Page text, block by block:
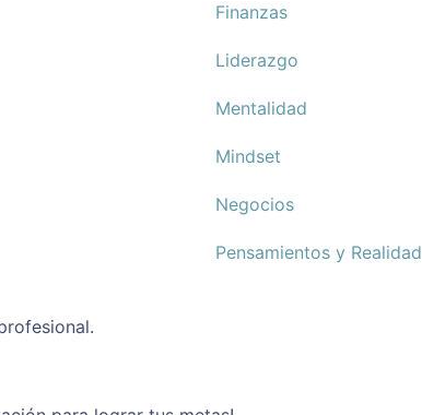
Finanzas
Liderazgo
Mentalidad
Mindset
Negocios
Pensamientos y Realidad